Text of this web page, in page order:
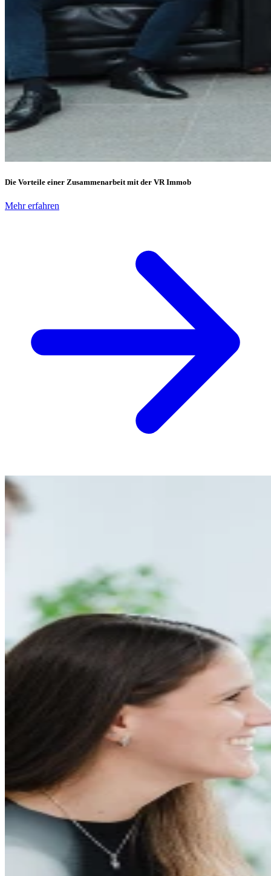
Die Vorteile einer Zusammenarbeit mit der VR Immob
Mehr erfahren